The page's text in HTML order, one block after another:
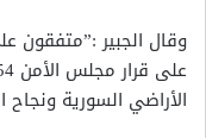
وقال الجبير
الأراضي السورية